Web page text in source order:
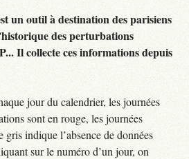
un outil à destination des parisiens
des perturbations
Il collecte ces informations depuis
jour du calendrier, les journées
sont en rouge, les journées
gris indique l’absence de données
sur le numéro d’un jour, on